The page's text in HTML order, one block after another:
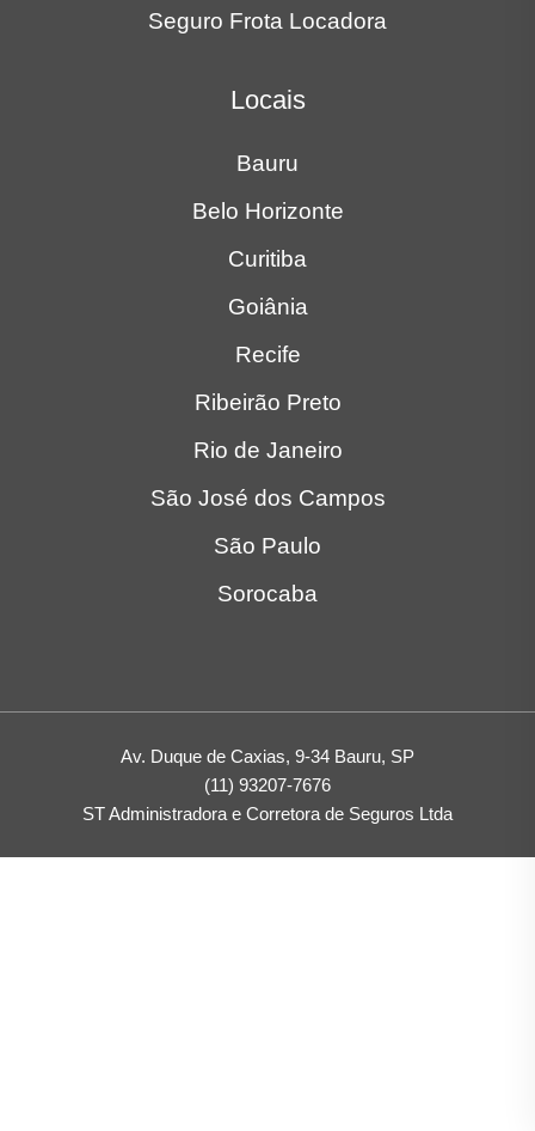
Seguro Frota Locadora
Locais
Bauru
Belo Horizonte
Curitiba
Goiânia
Recife
Ribeirão Preto
Rio de Janeiro
São José dos Campos
São Paulo
Sorocaba
Av. Duque de Caxias, 9-34 Bauru, SP
(11) 93207-7676
ST Administradora e Corretora de Seguros Ltda